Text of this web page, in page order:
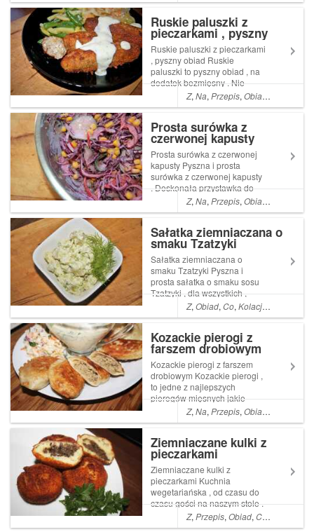
Ruskie paluszki z
pieczarkami , pyszny
obiad
Ruskie paluszki z pieczarkami
, pyszny obiad Ruskie
paluszki to pyszny obiad , na
dodatek bezmięsny . Nie
ważne czy jesteście
wegetarianami , czy lubicie
Read More ... Artykuł Ruskie
paluszki z pieczarkami ,
pyszny obiad po...
Z,Na,Przepis,Obiad ,
Prosta surówka z
czerwonej kapusty
Prosta surówka z czerwonej
kapusty Pyszna i prosta
surówka z czerwonej kapusty
. Doskonała przystawka do
obiadu , a do tego zdrowa i
nie wymagająca żadnych
Z,Na,Przepis,Obiad ,
Sałatka ziemniaczana o
smaku Tzatzyki
Sałatka ziemniaczana o
smaku Tzatzyki Pyszna i
prosta sałatka o smaku sosu
Tzatzyki , dla wszystkich ,
którzy kochają czosnkowe
aromaty
Z,Obiad,Co,Kolacja ,
Kozackie pierogi z
farszem drobiowym
Kozackie pierogi z farszem
drobiowym Kozackie pierogi ,
to jedne z najlepszych
pierogów mięsnych jakie
znam. Moi chłopcy jedli by je
na okrągło i to nawet
Read More ... Artykuł
Kozackie pierogi z farszem
drobiowym pochodzi z se...
Z,Na,Przepis,Obiad ,
Ziemniaczane kulki z
pieczarkami
Ziemniaczane kulki z
pieczarkami Kuchnia
wegetariańska , od czasu do
czasu gości na naszym stole .
Oczywiście nie z uwag na fakt
,że zmieniliśmy upodobania .
Z,Przepis,Obiad,Co ,